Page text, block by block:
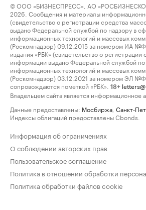
© ООО «БИЗНЕСПРЕСС», АО
2026. Сообщения и материалы
(свидетельство о регистрации средства
выдано Федеральной службой по надзору в
информационных технологий и массовых
(Роскомнадзор) 09.12.2015 за номером ИА
издания «РБК» (свидетельство о регистрации
информации выдано Федеральной службой по
информационных технологий и массовых
(Роскомнадзор) 03.12.2021 за номером ЭЛ
сопровождаются пометкой «РБК».
18+
Владельцем сайта является информационное
Данные предоставлены: Мосбиржа Санкт-
Индексы облигаций предоставлены Cbonds.
Информация об ограничениях
О соблюдении авторских прав
Пользовательское соглашение
Политика в отношении обработки
Политика обработки файлов cookie